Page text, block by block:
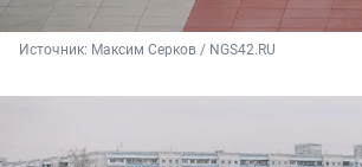
Источник: Максим Серков / NGS42.RU